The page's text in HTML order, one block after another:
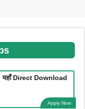
यहाँ Direct Download
Apply Now